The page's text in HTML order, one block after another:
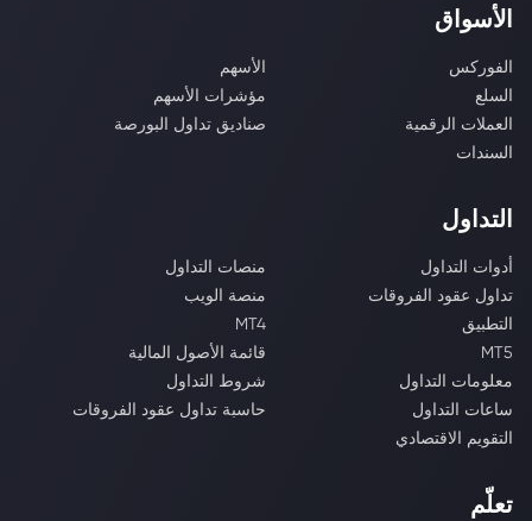
الأسواق
الفوركس
الأسهم
السلع
مؤشرات الأسهم
العملات الرقمية
صناديق تداول البورصة
السندات
التداول
أدوات التداول
منصات التداول
تداول عقود الفروقات
منصة الويب
التطبيق
MT4
MT5
قائمة الأصول المالية
معلومات التداول
شروط التداول
ساعات التداول
حاسبة تداول عقود الفروقات
التقويم الاقتصادي
تعلّم